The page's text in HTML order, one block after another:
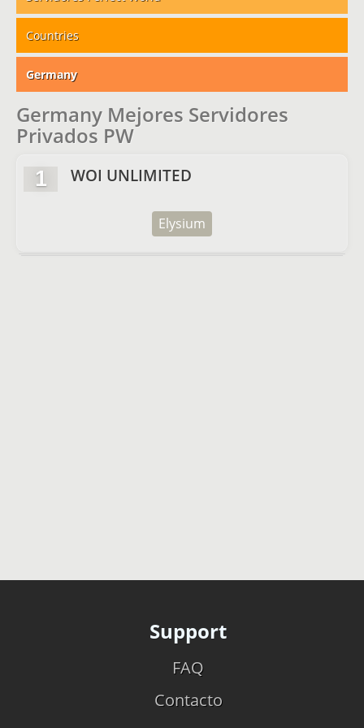
Countries
Germany
Germany Mejores Servidores
Privados PW
1 WOI UNLIMITED
Elysium
Support
FAQ
Contacto